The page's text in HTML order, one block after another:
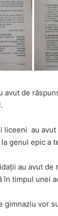
avut de
liceeni au
genul epic a
au avut
în timpul unei
gimnaziu vor